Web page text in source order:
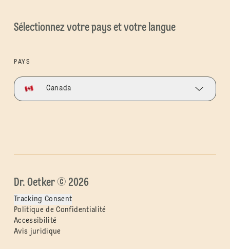
Sélectionnez votre pays et votre langue
PAYS
Canada
Dr. Oetker © 2026
Tracking Consent
Politique de Confidentialité
Accessibilité
Avis juridique